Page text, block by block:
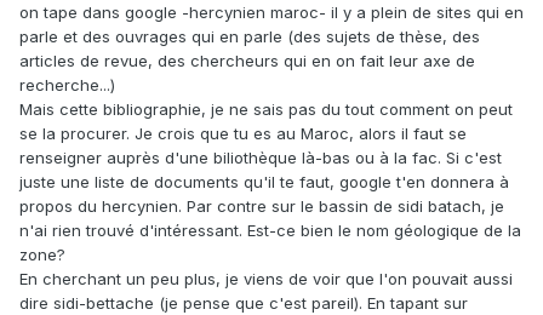
on tape dans google -hercynien maroc- il y a plein de sites qui en
parle et des ouvrages qui en parle (des sujets de thèse, des
articles de revue, des chercheurs qui en on fait leur axe de
recherche...)
Mais cette bibliographie, je ne sais pas du tout comment on peut
se la procurer. Je crois que tu es au Maroc, alors il faut se
renseigner auprès d'une biliothèque là-bas ou à la fac. Si c'est
juste une liste de documents qu'il te faut, google t'en donnera à
propos du hercynien. Par contre sur le bassin de sidi batach, je
n'ai rien trouvé d'intéressant. Est-ce bien le nom géologique de la
zone?
En cherchant un peu plus, je viens de voir que l'on pouvait aussi
dire sidi-bettache (je pense que c'est pareil). En tapant sur